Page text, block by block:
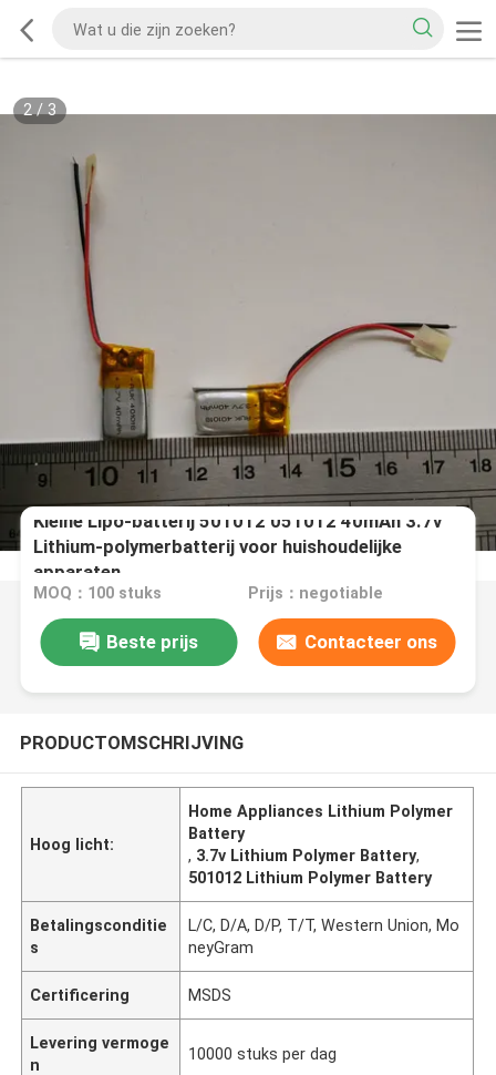
2/3
Kleine Lipo-batterij 501012 051012 40mAh 3.7v
Lithium-polymerbatterij voor huishoudelijke
apparaten
MOQ：100 stuks Prijs：negotiable
Beste prijs Contacteer ons
PRODUCTOMSCHRIJVING
Hoog licht:
Home Appliances Lithium Polymer
Battery
, 3.7v Lithium Polymer Battery,
501012 Lithium Polymer Battery
Betalingsconditie
s
L/C, D/A, D/P, T/T, Western Union, Mo
neyGram
Certificering MSDS
Levering vermoge
n
10000 stuks per dag